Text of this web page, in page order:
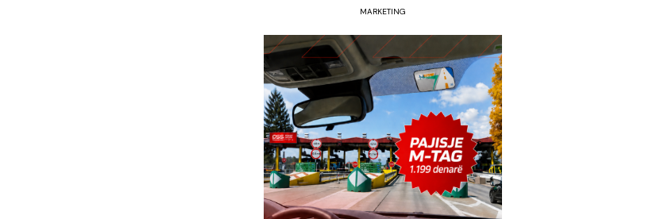
MARKETING